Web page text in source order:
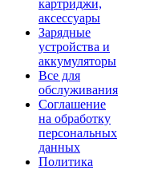
картриджи,
аксессуары
Зарядные
устройства и
аккумуляторы
Все для
обслуживания
Соглашение
на обработку
персональных
данных
Политика